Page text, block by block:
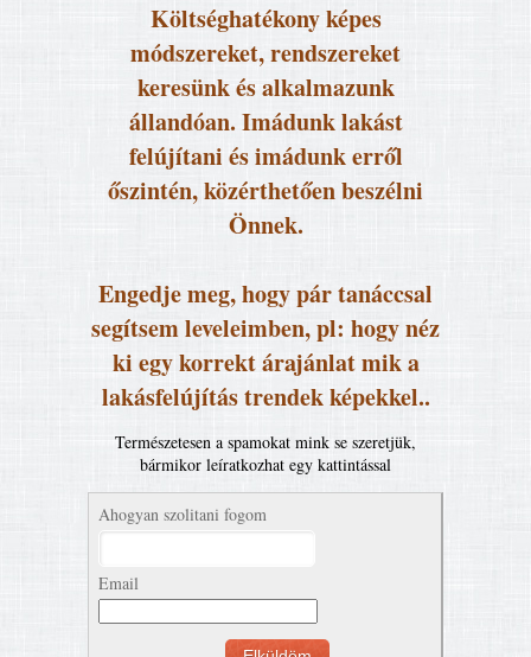
Költséghatékony képes
módszereket, rendszereket
keresünk és alkalmazunk
állandóan. Imádunk lakást
felújítani és imádunk erről
őszintén, közérthetően beszélni
Önnek.
Engedje meg, hogy pár tanáccsal
segítsem leveleimben, pl: hogy néz
ki egy korrekt árajánlat mik a
lakásfelújítás trendek képekkel..
Természetesen a spamokat mink se szeretjük,
bármikor leíratkozhat egy kattintással
Ahogyan szolitani fogom
Email